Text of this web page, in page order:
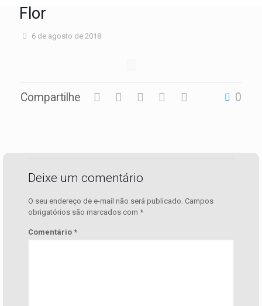
Flor
6 de agosto de 2018
Compartilhe 0
Deixe um comentário
O seu endereço de e-mail não será publicado. Campos
obrigatórios são marcados com *
Comentário *